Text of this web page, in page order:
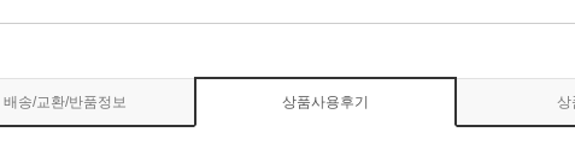
배송/교환/반품정보 상품사용후기 상